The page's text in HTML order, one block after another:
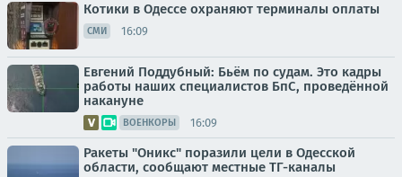
Котики в Одессе охраняют терминалы оплаты
СМИ 16:09
Евгений Поддубный: Бьём по судам. Это кадры
работы наших специалистов БпС, проведённой
накануне
ВОЕНКОРЫ 16:09
Ракеты "Оникс" поразили цели в Одесской
области, сообщают местные ТГ-каналы